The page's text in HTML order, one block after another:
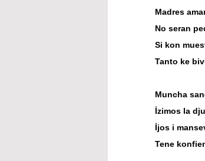
Madres
No seran
Si kon
Tanto ke
Muncha
İzimos la
İjos i
Tene